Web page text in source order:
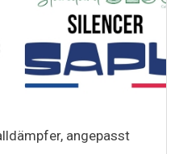
angepasst